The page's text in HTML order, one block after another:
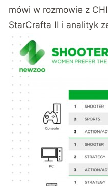
mówi w rozmowie z
StarCrafta II i analityk